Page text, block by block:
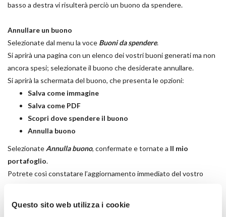
Questo sito web utilizza i cookie
basso a destra vi risulterà perciò un buono da spendere.
Annullare un buono
Selezionate dal menu la voce Buoni da spendere.
Si aprirà una pagina con un elenco dei vostri buoni generati ma non
ancora spesi; selezionate il buono che desiderate annullare.
Si aprirà la schermata del buono, che presenta le opzioni:
Salva come immagine
Salva come PDF
Scopri dove spendere il buono
Annulla buono
Selezionate Annulla buono, confermate e tornate a Il mio
portafoglio.
Potrete così constatare l’aggiornamento immediato del vostro
Spendere un buono